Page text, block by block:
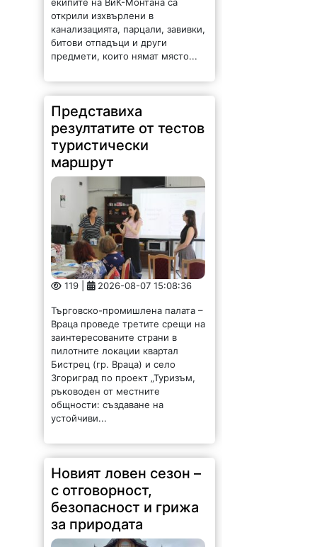
битови отпадъци и други
предмети, които нямат място...
резултатите от тестов
туристически
маршрут
119 | 2026-08-07 15:08:36
Търговско-промишлена палата –
Враца проведе третите срещи на
пилотните локации квартал
Бистрец (гр. Враца) и село
Згориград по проект „Туризъм,
ръководен от местните
общности: създаване на
устойчиви...
с отговорност,
безопасност и грижа
за природата